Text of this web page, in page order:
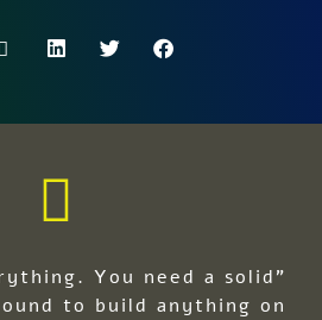
You need a solid
to build anything on"